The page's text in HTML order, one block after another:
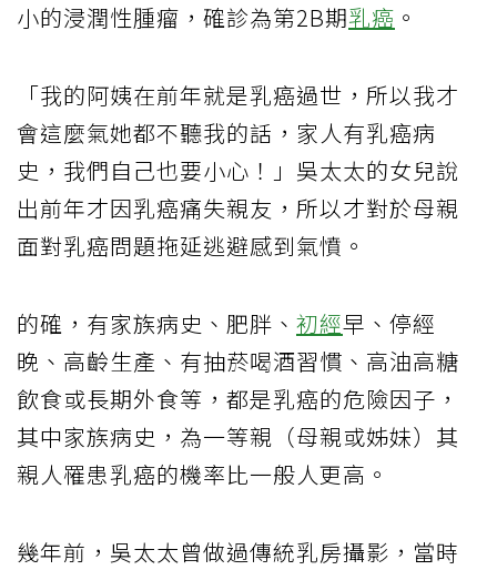
小的浸潤性腫瘤，確診為第2B期乳癌 。
「我的阿姨在前年就是乳癌過世，所以我才
會這麼氣她都不聽我的話，家人有乳癌病
史，我們自己也要小心！」吳太太的女兒說
出前年才因乳癌痛失親友，所以才對於母親
面對乳癌問題拖延逃避感到氣憤。
的確，有家族病史、肥胖、 初經早、停經
晚、高齡生產、有抽菸喝酒習慣、高油高糖
飲食或長期外食等，都是乳癌的危險因子，
其中家族病史，為一等親（母親或姊妹）其
親人罹患乳癌的機率比一般人更高。
幾年前，吳太太曾做過傳統乳房攝影，當時